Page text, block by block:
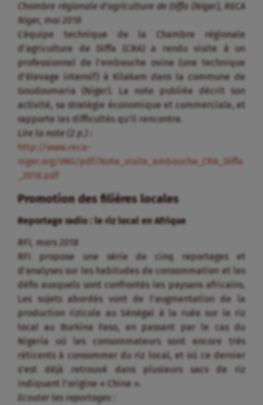
Chambre régionale d’agriculture de Diffa (Niger), RECA
Niger, mai 2018
L’équipe technique de la Chambre régionale
d’agriculture de Diffa (CRA) a rendu visite à un
professionnel de l’embouche ovine (une technique
d’élevage intensif) à Kilakam dans la commune de
Goudoumaria (Niger). La note publiée décrit son
activité, sa stratégie économique et commerciale, et
rapporte les difficultés qu’il rencontre.
Lire la note (2 p.) :
http://www.reca-
niger.org/IMG/pdf/Note_visite_embouche_CRA_Diffa
_2018.pdf
Promotion des filières locales
Reportage radio : le riz local en Afrique
RFI, mars 2018
RFI propose une série de cinq reportages et
d’analyses sur les habitudes de consommation et les
défis auxquels sont confrontés les paysans africains.
Les sujets abordés vont de l’augmentation de la
production rizicole au Sénégal à la ruée sur le riz
local au Burkina Faso, en passant par le cas du
Nigeria où les consommateurs sont encore très
réticents à consommer du riz local, et où ce dernier
s’est déjà retrouvé dans plusieurs sacs de riz
indiquant l’origine « Chine ».
Ecouter les reportages :